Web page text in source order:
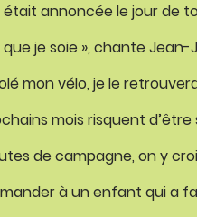
était annoncée le jour de
que je soie », chante
mon vélo, je le
mois risquent
de campagne, on y
à un enfant qui a